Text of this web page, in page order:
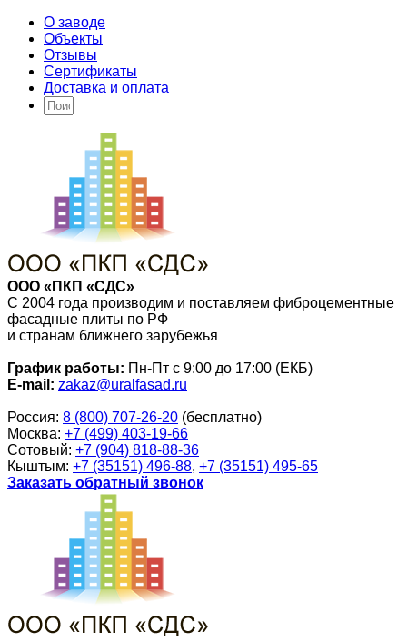
О заводе
Объекты
Отзывы
Сертификаты
Доставка и оплата
ООО «ПКП «СДС»
С 2004 года производим и поставляем фиброцементные
фасадные плиты по РФ
и странам ближнего зарубежья
График работы: Пн-Пт с 9:00 до 17:00 (ЕКБ)
E-mail: zakaz@uralfasad.ru
Россия: 8 (800) 707-26-20 (бесплатно)
Москва: +7 (499) 403-19-66
Сотовый: +7 (904) 818-88-36
Кыштым: +7 (35151) 496-88, +7 (35151) 495-65
Заказать обратный звонок